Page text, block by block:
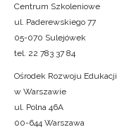
Centrum Szkoleniowe
ul. Paderewskiego 77
05-070 Sulejówek
tel. 22 783 37 84
Ośrodek Rozwoju Edukacji
w Warszawie
ul. Polna 46A
00-644 Warszawa